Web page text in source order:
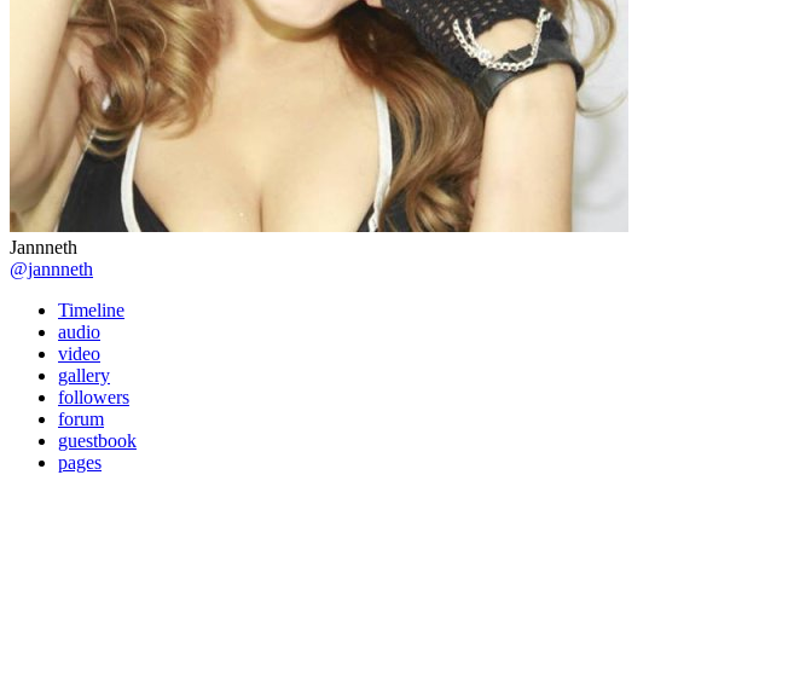
Jannneth
@jannneth
Timeline
audio
video
gallery
followers
forum
guestbook
pages